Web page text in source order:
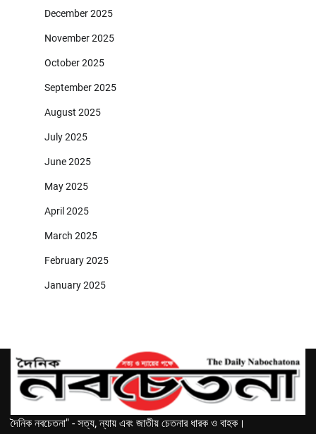
December 2025
November 2025
October 2025
September 2025
August 2025
July 2025
June 2025
May 2025
April 2025
March 2025
February 2025
January 2025
দৈনিক নবচেতনা" - সত্য, ন্যায় এবং জাতীয় চেতনার ধারক ও বাহক।